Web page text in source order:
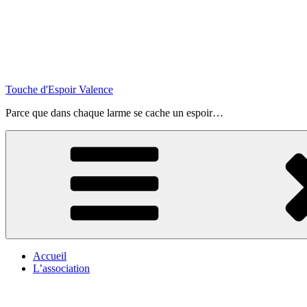
Touche d'Espoir Valence
Parce que dans chaque larme se cache un espoir…
Accueil
L’association